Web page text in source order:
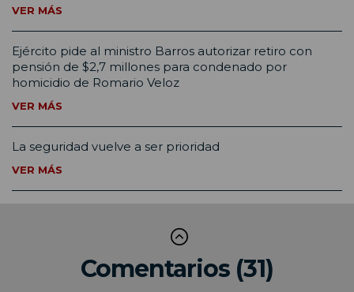
VER MÁS
Ejército pide al ministro Barros autorizar retiro con
pensión de $2,7 millones para condenado por
homicidio de Romario Veloz
VER MÁS
La seguridad vuelve a ser prioridad
VER MÁS
Comentarios (31)